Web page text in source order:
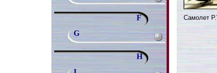
F
G
H
Самолет